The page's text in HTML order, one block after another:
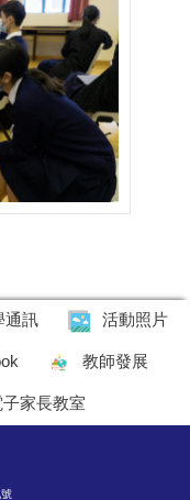
通訊 活動照片
教師發展
子家長教室